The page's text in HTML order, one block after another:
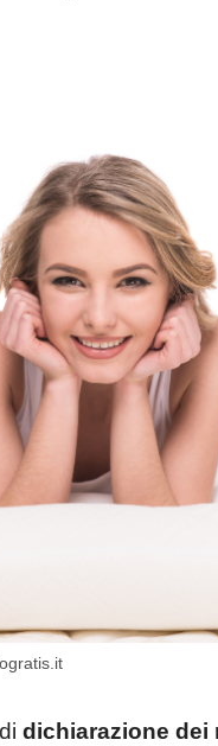
dichiarazione dei